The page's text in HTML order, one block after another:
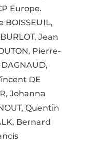
Europe.
Jean
Pierre-
DE
Johanna
Quentin
Bernard